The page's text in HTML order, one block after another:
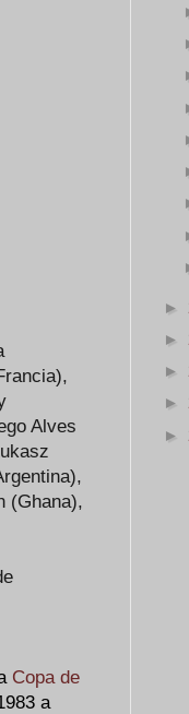
Alves
(Ghana),
Copa de
a
►
►
►
►
►